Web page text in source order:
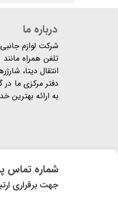
درباره ما
تلفن همراه
انتقال دیتا،
دفتر مرکزی ما
به ارائه
​شماره تماس
​​جهت برقراری ارتباط